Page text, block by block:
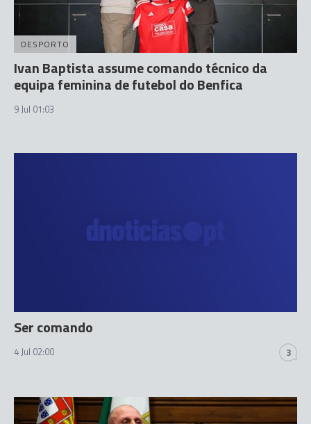
DESPORTO
Ivan Baptista assume comando técnico da
equipa feminina de futebol do Benfica
9 Jul 01:03
Ser comando
4 Jul 02:00 3